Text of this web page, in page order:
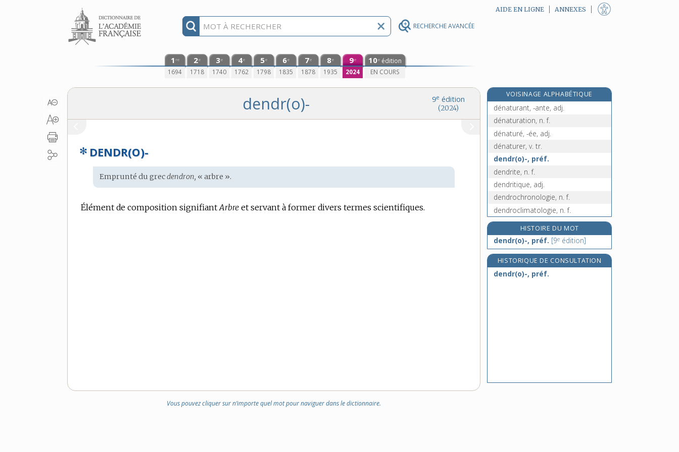
RECHERCHE AVANCÉE
Aller au contenu AIDE EN LIGNE ANNEXES
1 re
1694
2e
1718
3e
1740
4e
1762
5e
1798
6e
1835
7e
1878
8e
1935
9e
2024
10e édition
EN COURS
9e édition
(2024)
dendr(o)-
✻ DENDR(O)-
Étymologie
:
Emprunté dugrecdendron, « arbre ».
Élément de composition signifiant Arbre et servant à former divers termes scientifiques.
Vous pouvez cliquer sur n’importe quel mot pour naviguer dans le dictionnaire.
VOISINAGE ALPHABÉTIQUE
dénaturaliser, v. tr.
dénaturant, -ante, adj.
dénaturation, n. f.
dénaturé, -ée, adj.
dénaturer, v. tr.
dendr(o)-, préf.
dendrite, n. f.
dendritique, adj.
dendrochronologie, n. f.
dendroclimatologie, n. f.
dendrographie, n. f.
dendroïde, adj.
dendrolithe, n. m.
dendrologie, n. f.
dendromètre, n. m.
HISTOIRE DU MOT
dendr(o)-, préf. [9e édition]
HISTORIQUE DE CONSULTATION
dendr(o)-, préf.